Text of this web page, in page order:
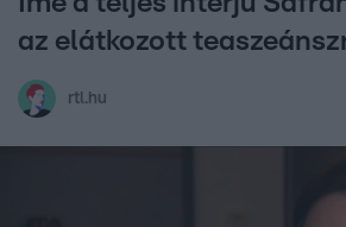
az elátkozott
rtl.hu